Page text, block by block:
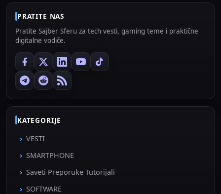
PRATITE NAS
Pratite Sajber Sferu za tech vesti, gaming teme i praktične
digitalne vodiče.
KATEGORIJE
VESTI
SMARTPHONE
Saveti Preporuke Tutorijali
SOFTWARE